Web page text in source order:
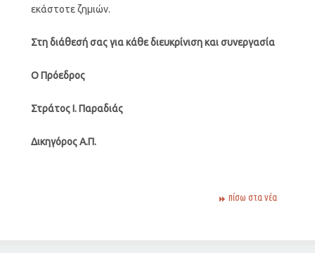
εκάστοτε ζημιών.
Στη διάθεσή σας για κάθε διευκρίνιση και συνεργασία
Ο Πρόεδρος
Στράτος Ι. Παραδιάς
Δικηγόρος Α.Π.
πίσω στα νέα